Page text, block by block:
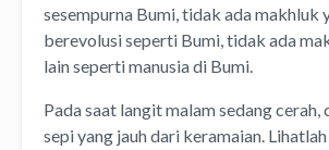
sesempurna Bumi, tidak ada makhluk
berevolusi seperti Bumi, tidak ada
lain seperti manusia di Bumi.
Pada saat langit malam sedang
sepi yang jauh dari keramaian.